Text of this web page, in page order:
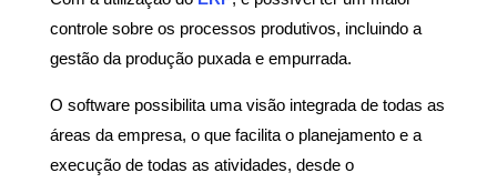
controle sobre os processos produtivos, incluindo a
gestão da produção puxada e empurrada.
O software possibilita uma visão integrada de todas as
áreas da empresa, o que facilita o planejamento e a
execução de todas as atividades, desde o